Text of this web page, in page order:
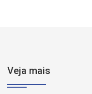
Veja mais